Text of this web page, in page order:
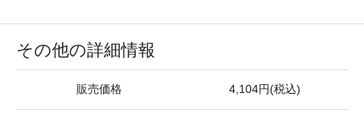
その他の詳細情報
販売価格 4,104円(税込)